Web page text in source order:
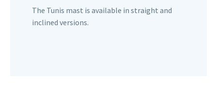
The Tunis mast is available in straight and
inclined versions.